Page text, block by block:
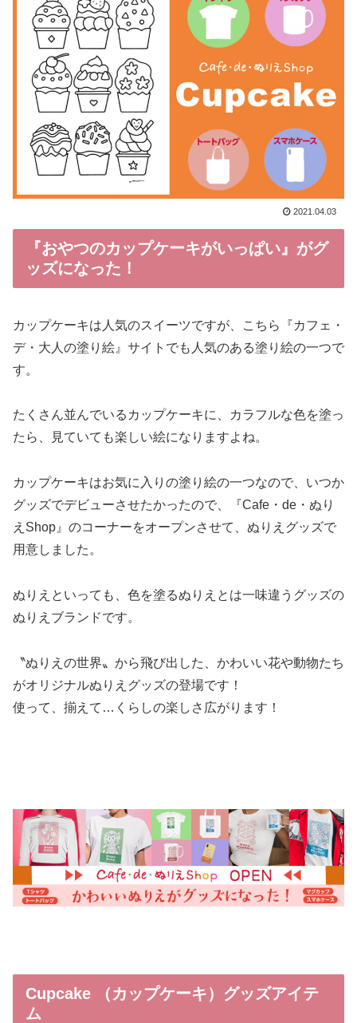
2021.04.03
『おやつのカップケーキがいっぱい』がグ
ッズになった！
カップケーキは人気のスイーツですが、こちら『カフェ・
デ・大人の塗り絵』サイトでも人気のある塗り絵の一つで
す。
たくさん並んでいるカップケーキに、カラフルな色を塗っ
たら、見ていても楽しい絵になりますよね。
カップケーキはお気に入りの塗り絵の一つなので、いつか
グッズでデビューさせたかったので、『Cafe・de・ぬり
えShop』のコーナーをオープンさせて、ぬりえグッズで
用意しました。
ぬりえといっても、色を塗るぬりえとは一味違うグッズの
ぬりえブランドです。
〝ぬりえの世界〟から飛び出した、かわいい花や動物たち
がオリジナルぬりえグッズの登場です！
使って、揃えて…くらしの楽しさ広がります！
Cupcake （カップケーキ）グッズアイテ
ム